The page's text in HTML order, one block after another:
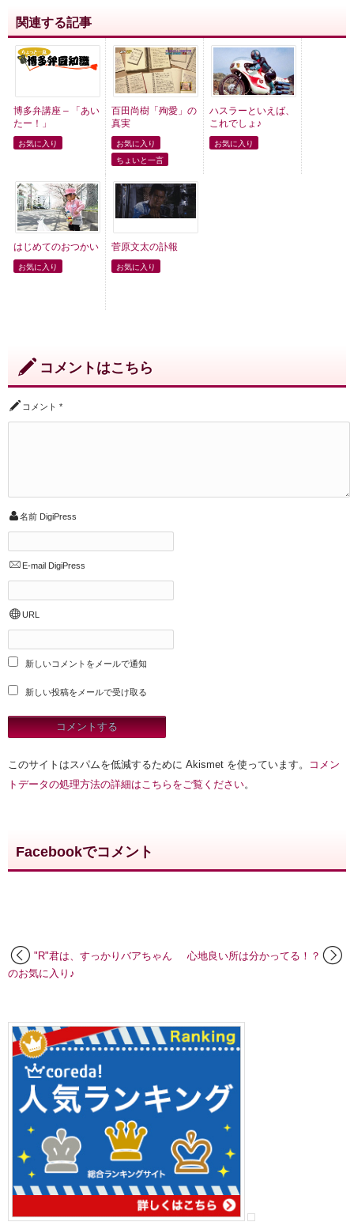
関連する記事
博多弁講座 – 「あい
たー！」
お気に入り
百田尚樹「殉愛」の
真実
お気に入り
ちょいと一言
ハスラーといえば、
これでしょ♪
お気に入り
はじめてのおつかい
お気に入り
菅原文太の訃報
お気に入り
コメントはこちら
コメント *
名前 DigiPress
E-mail DigiPress
URL
新しいコメントをメールで通知
新しい投稿をメールで受け取る
このサイトはスパムを低減するために Akismet を使っています。
コメン
トデータの処理方法の詳細はこちらをご覧ください。
Facebookでコメント
心地良い所は分かってる！？
"R"君は、すっかりバアちゃん
のお気に入り♪